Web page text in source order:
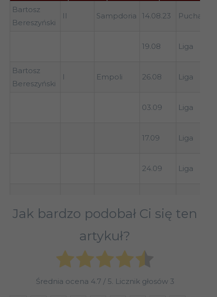
Piłkarz
Bartosz
Bereszyński
II Sampdoria 14.08.23 Puchar (1/
19.08 Liga
Bartosz
Bereszyński
I Empoli 26.08 Liga
03.09 Liga
17.09 Liga
24.09 Liga
Jak bardzo podobał Ci się ten
artykuł?
Średnia ocena 4.7 / 5. Licznik głosów 3